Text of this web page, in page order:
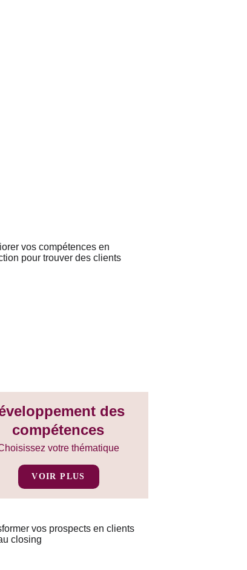
des
compétences
votre thématique
VOIR PLUS